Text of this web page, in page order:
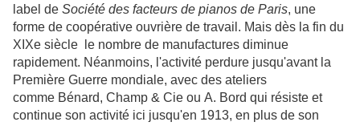
label de Société des facteurs de pianos de Paris, une
forme de coopérative ouvrière de travail. Mais dès la fin du
XIXe siècle le nombre de manufactures diminue
rapidement. Néanmoins, l'activité perdure jusqu'avant la
Première Guerre mondiale, avec des ateliers
comme Bénard, Champ & Cie ou A. Bord qui résiste et
continue son activité ici jusqu'en 1913, en plus de son